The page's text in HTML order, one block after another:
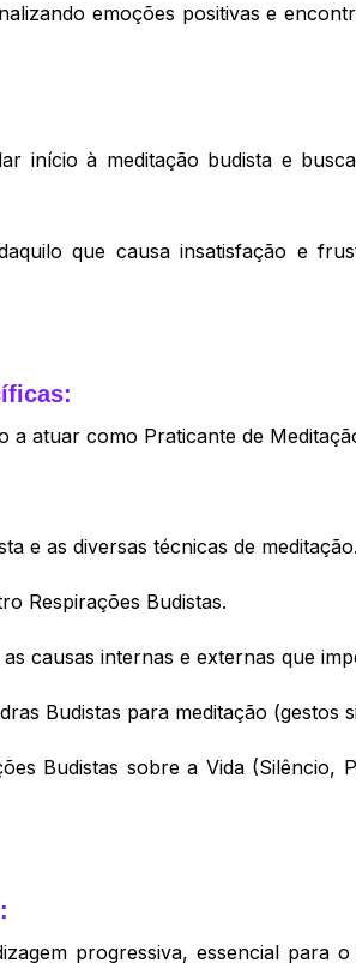
emoções positivas e
início à meditação budista e
que causa insatisfação e
atuar como Praticante de
e as diversas técnicas de meditação.
Respirações Budistas.
causas internas e externas que
Budistas para meditação (gestos
Budistas sobre a Vida (Silêncio,
progressiva, essencial para